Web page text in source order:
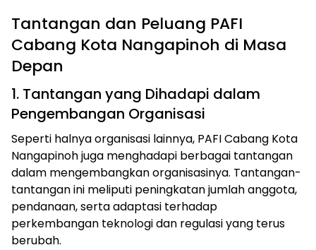
Tantangan dan Peluang PAFI
Cabang Kota Nangapinoh di Masa
Depan
1. Tantangan yang Dihadapi dalam
Pengembangan Organisasi
Seperti halnya organisasi lainnya, PAFI Cabang Kota
Nangapinoh juga menghadapi berbagai tantangan
dalam mengembangkan organisasinya. Tantangan-
tantangan ini meliputi peningkatan jumlah anggota,
pendanaan, serta adaptasi terhadap
perkembangan teknologi dan regulasi yang terus
berubah.